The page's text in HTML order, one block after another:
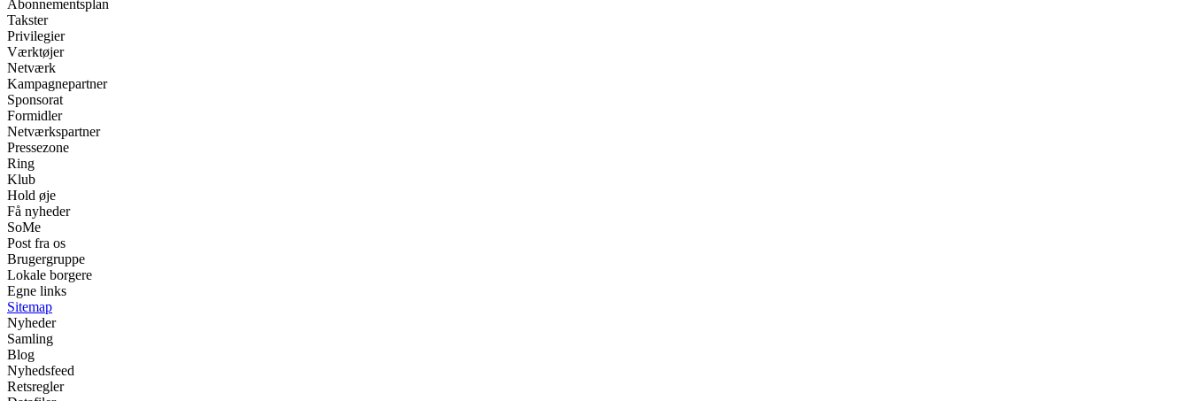
Abonnementsplan
Takster
Privilegier
Værktøjer
Netværk
Kampagnepartner
Sponsorat
Formidler
Netværkspartner
Pressezone
Ring
Klub
Hold øje
Få nyheder
SoMe
Post fra os
Brugergruppe
Lokale borgere
Egne links
Sitemap
Nyheder
Samling
Blog
Nyhedsfeed
Retsregler